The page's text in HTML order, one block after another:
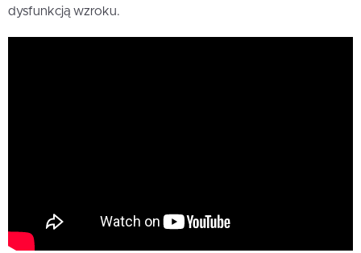
dysfunkcją wzroku.